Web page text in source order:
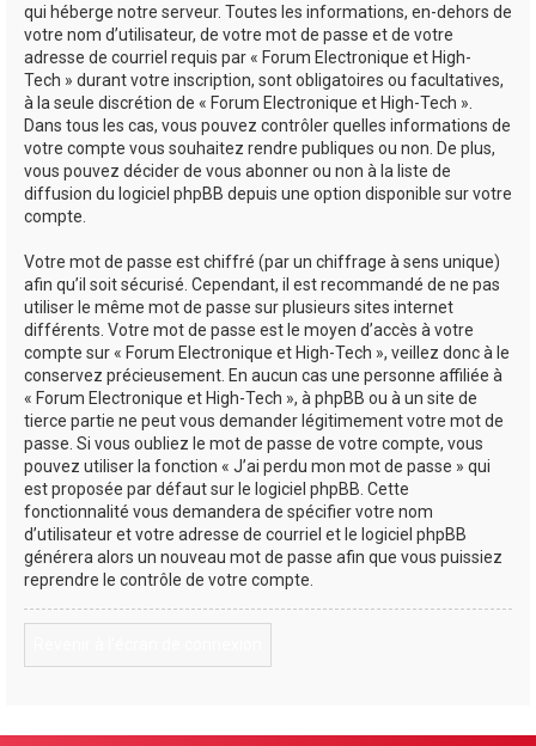
qui héberge notre serveur. Toutes les informations, en-dehors de
votre nom d’utilisateur, de votre mot de passe et de votre
adresse de courriel requis par « Forum Electronique et High-
Tech » durant votre inscription, sont obligatoires ou facultatives,
à la seule discrétion de « Forum Electronique et High-Tech ».
Dans tous les cas, vous pouvez contrôler quelles informations de
votre compte vous souhaitez rendre publiques ou non. De plus,
vous pouvez décider de vous abonner ou non à la liste de
diffusion du logiciel phpBB depuis une option disponible sur votre
compte.
Votre mot de passe est chiffré (par un chiffrage à sens unique)
afin qu’il soit sécurisé. Cependant, il est recommandé de ne pas
utiliser le même mot de passe sur plusieurs sites internet
différents. Votre mot de passe est le moyen d’accès à votre
compte sur « Forum Electronique et High-Tech », veillez donc à le
conservez précieusement. En aucun cas une personne affiliée à
« Forum Electronique et High-Tech », à phpBB ou à un site de
tierce partie ne peut vous demander légitimement votre mot de
passe. Si vous oubliez le mot de passe de votre compte, vous
pouvez utiliser la fonction « J’ai perdu mon mot de passe » qui
est proposée par défaut sur le logiciel phpBB. Cette
fonctionnalité vous demandera de spécifier votre nom
d’utilisateur et votre adresse de courriel et le logiciel phpBB
générera alors un nouveau mot de passe afin que vous puissiez
reprendre le contrôle de votre compte.